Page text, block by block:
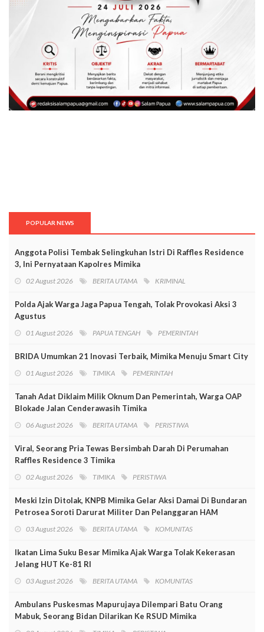
POPULAR NEWS
Anggota Polisi Tembak Selingkuhan Istri Di Raffles Residence
3, Ini Pernyataan Kapolres Mimika
02 August 2026 BERITA UTAMA KRIMINAL
Polda Ajak Warga Jaga Papua Tengah, Tolak Provokasi Aksi 3
Agustus
01 August 2026 PAPUA TENGAH PEMERINTAH
BRIDA Umumkan 21 Inovasi Terbaik, Mimika Menuju Smart City
01 August 2026 TIMIKA PEMERINTAH
Tanah Adat Diklaim Milik Oknum Dan Pemerintah, Warga OAP
Blokade Jalan Cenderawasih Timika
06 August 2026 BERITA UTAMA PERISTIWA
Viral, Seorang Pria Tewas Bersimbah Darah Di Perumahan
Raffles Residence 3 Timika
02 August 2026 TIMIKA PERISTIWA
Meski Izin Ditolak, KNPB Mimika Gelar Aksi Damai Di Bundaran
Petrosea Soroti Darurat Militer Dan Pelanggaran HAM
03 August 2026 BERITA UTAMA KOMUNITAS
Ikatan Lima Suku Besar Mimika Ajak Warga Tolak Kekerasan
Jelang HUT Ke-81 RI
03 August 2026 BERITA UTAMA KOMUNITAS
Ambulans Puskesmas Mapurujaya Dilempari Batu Orang
Mabuk, Seorang Bidan Dilarikan Ke RSUD Mimika